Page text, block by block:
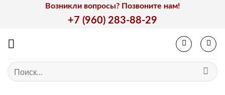
Возникли вопросы? Позвоните нам!
+7 (960) 283-88-29
Искать: